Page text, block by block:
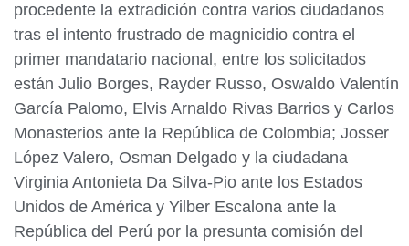
procedente la extradición contra varios ciudadanos
tras el intento frustrado de magnicidio contra el
primer mandatario nacional, entre los solicitados
están Julio Borges, Rayder Russo, Oswaldo Valentín
García Palomo, Elvis Arnaldo Rivas Barrios y Carlos
Monasterios ante la República de Colombia; Josser
López Valero, Osman Delgado y la ciudadana
Virginia Antonieta Da Silva-Pio ante los Estados
Unidos de América y Yilber Escalona ante la
República del Perú por la presunta comisión del